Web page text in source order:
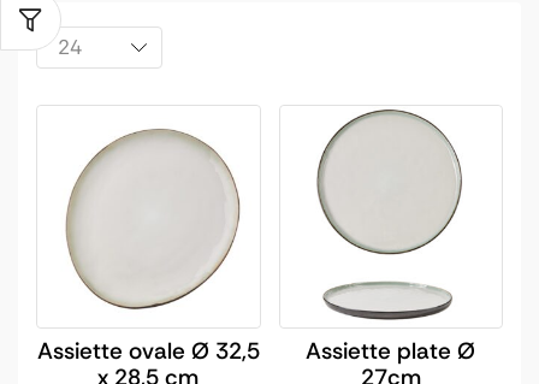
Assiette ovale Ø 32,5
x 28,5 cm
Assiette plate Ø
27cm